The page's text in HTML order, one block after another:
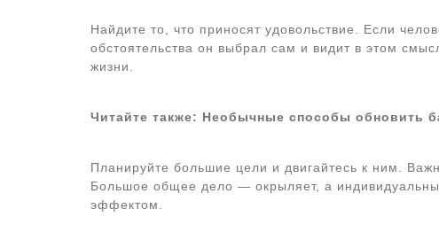
Найдите то, что приносят удовольствие. Если
обстоятельства он выбрал сам и видит в этом
жизни.
Читайте также: Необычные способы обновить
Планируйте большие цели и двигайтесь к ним.
Большое общее дело — окрыляет, а
эффектом.